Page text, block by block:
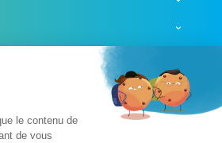
Mentions légales